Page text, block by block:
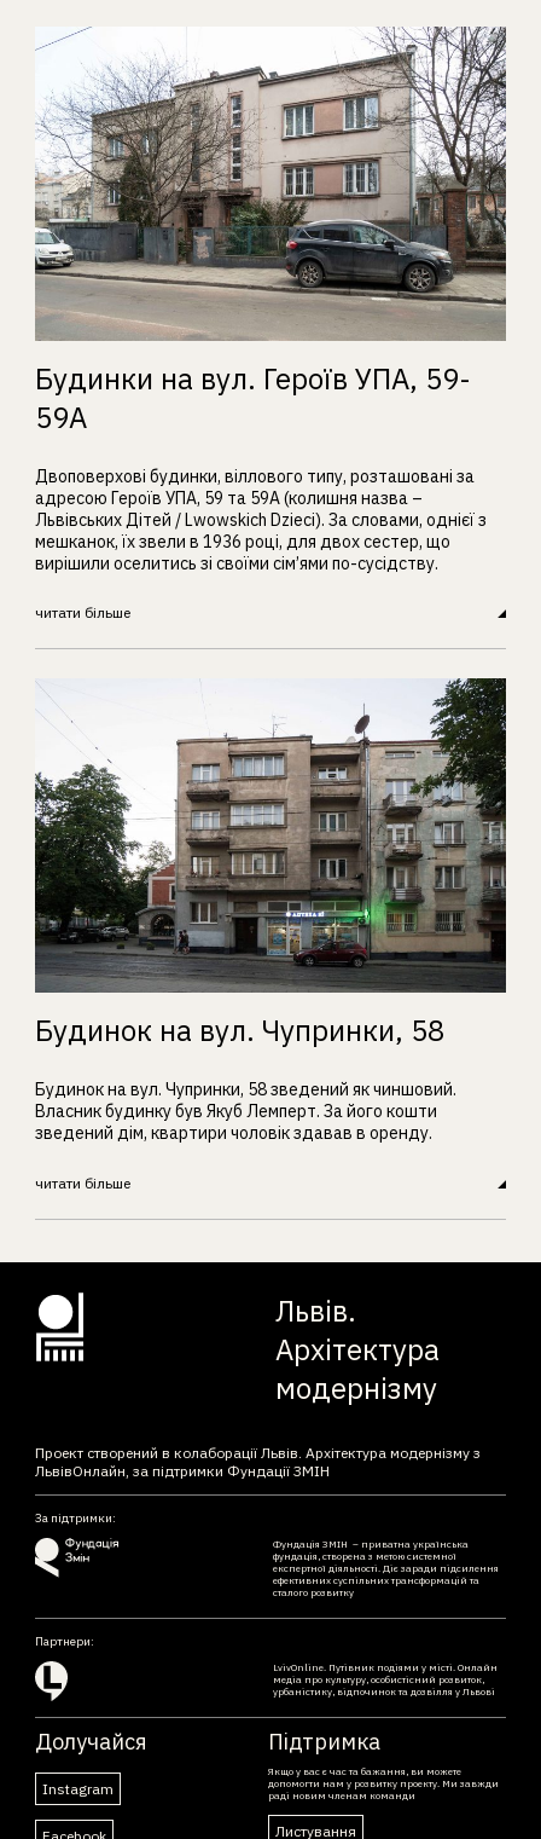
Будинки на вул. Героїв УПА, 59-
59А
Двоповерхові будинки, віллового типу, розташовані за
адресою Героїв УПА, 59 та 59А (колишня назва –
Львівських Дітей / Lwowskich Dzieci). За словами, однієї з
мешканок, їх звели в 1936 році, для двох сестер, що
вирішили оселитись зі своїми сім’ями по-сусідству.
читати більше
Будинок на вул. Чупринки, 58
Будинок на вул. Чупринки, 58 зведений як чиншовий.
Власник будинку був Якуб Лемперт. За його кошти
зведений дім, квартири чоловік здавав в оренду.
читати більше
Львів.
Архітектура
модернізму
Проект створений в колаборації Львів. Архітектура модернізму з
ЛьвівОнлайн, за підтримки Фундації ЗМІН
За підтримки:
Фундація ЗМІН – приватна українська
фундація, створена з метою системної
експертної діяльності. Діє заради підсилення
ефективних суспільних трансформацій та
сталого розвитку
Партнери:
LvivOnline. Путівник подіями у місті. Онлайн
медіа про культуру, особистісний розвиток,
урбаністику, відпочинок та дозвілля у Львові
Долучайся
Instagram
Підтримка
Якщо у вас є час та бажання, ви можете
допомогти нам у розвитку проекту. Ми завжди
раді новим членам команди
Листування